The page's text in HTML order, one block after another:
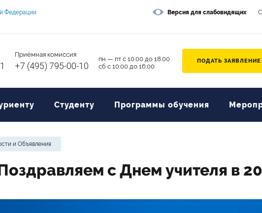
Федерации
Версия для слабовидящих
Приёмная комиссия
+7 (495) 795-00-10
пн — пт с 10:00 до 18:00
сб с 10:00 до 16:00
ПОДАТЬ ЗАЯВЛЕНИЕ
Студенту Программы обучения
и Объявления
с Днем учителя в